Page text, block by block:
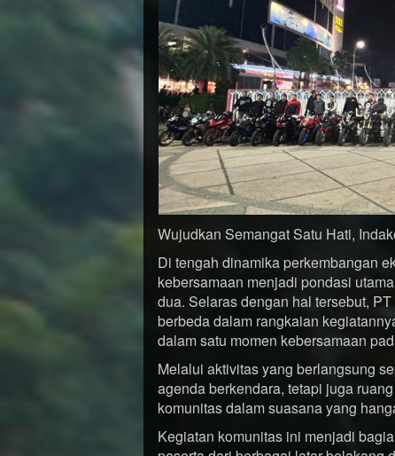
Wujudkan Semangat Satu Hati,
Di tengah dinamika perkembangan
kebersamaan menjadi pondasi
dua. Selaras dengan hal tersebut,
berbeda dalam rangkaian
dalam satu momen kebersamaan
Melalui aktivitas yang berlangsung
agenda berkendara, tetapi juga
komunitas dalam suasana yang
Kegiatan komunitas ini menjadi